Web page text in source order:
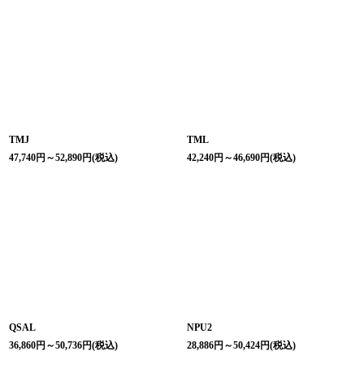
TMJ
47,740円 ～52,890円(税込)
TML
42,240円 ～46,690円(税込)
QSAL
36,860円 ～50,736円(税込)
NPU2
28,886円 ～50,424円(税込)